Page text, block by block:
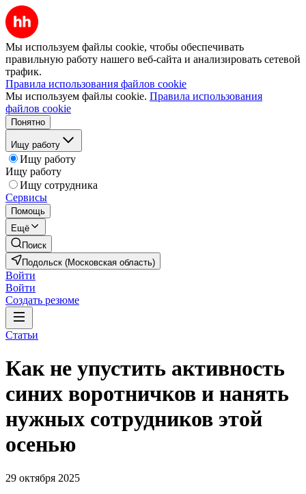
Мы используем файлы cookie, чтобы обеспечивать
правильную работу нашего веб-сайта и анализировать сетевой
трафик.
Правила использования файлов cookie
Мы используем файлы cookie. Правила использования
файлов cookie
Понятно
Ищу работу
Ищу работу
Ищу работу
Ищу сотрудника
Сервисы
Помощь
Ещё
Поиск
Подольск (Московская область)
Войти
Войти
Создать резюме
Статьи
Как не упустить активность
синих воротничков и нанять
нужных сотрудников этой
осенью
29 октября 2025